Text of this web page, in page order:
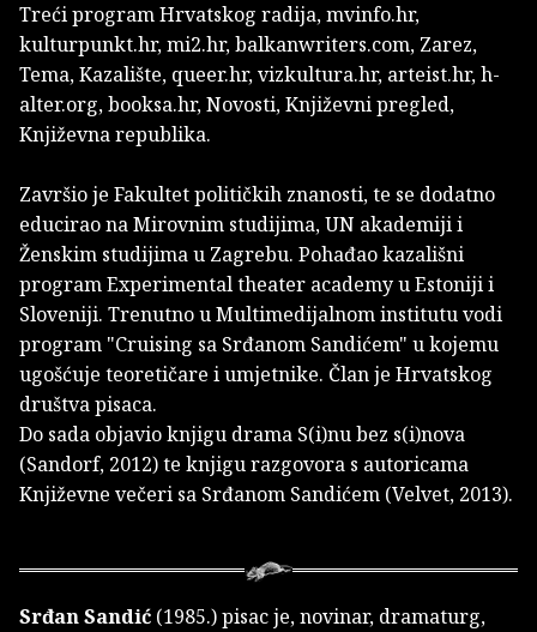
Treći program Hrvatskog radija, mvinfo.hr,
kulturpunkt.hr, mi2.hr, balkanwriters.com, Zarez,
Tema, Kazalište, queer.hr, vizkultura.hr, arteist.hr, h-
alter.org, booksa.hr, Novosti, Književni pregled,
Književna republika.
Završio je Fakultet političkih znanosti, te se dodatno
educirao na Mirovnim studijima, UN akademiji i
Ženskim studijima u Zagrebu. Pohađao kazališni
program Experimental theater academy u Estoniji i
Sloveniji. Trenutno u Multimedijalnom institutu vodi
program "Cruising sa Srđanom Sandićem" u kojemu
ugošćuje teoretičare i umjetnike. Član je Hrvatskog
društva pisaca.
Do sada objavio knjigu drama S(i)nu bez s(i)nova
(Sandorf, 2012) te knjigu razgovora s autoricama
Književne večeri sa Srđanom Sandićem (Velvet, 2013).
Srđan Sandić (1985.) pisac je, novinar, dramaturg,